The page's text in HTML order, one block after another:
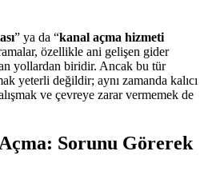
” ya da “kanal açma hizmeti
özellikle ani gelişen gider
yollardan biridir. Ancak bu tür
yeterli değildir; aynı zamanda kalıcı
ve çevreye zarar vermemek de
Sorunu Görerek